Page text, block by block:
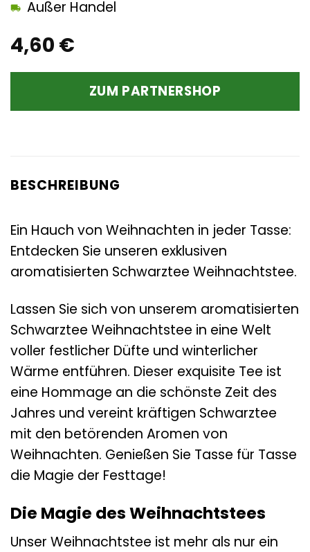
4,60 €
Außer Handel
ZUM PARTNERSHOP
BESCHREIBUNG
Ein Hauch von Weihnachten in jeder Tasse:
Entdecken Sie unseren exklusiven
aromatisierten Schwarztee Weihnachtstee.
Lassen Sie sich von unserem aromatisierten
Schwarztee Weihnachtstee in eine Welt
voller festlicher Düfte und winterlicher
Wärme entführen. Dieser exquisite Tee ist
eine Hommage an die schönste Zeit des
Jahres und vereint kräftigen Schwarztee
mit den betörenden Aromen von
Weihnachten. Genießen Sie Tasse für Tasse
die Magie der Festtage!
Die Magie des Weihnachtstees
Unser Weihnachtstee ist mehr als nur ein